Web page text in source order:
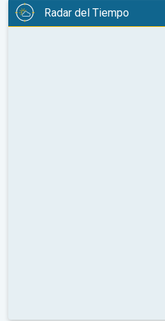
Radar del Tiempo